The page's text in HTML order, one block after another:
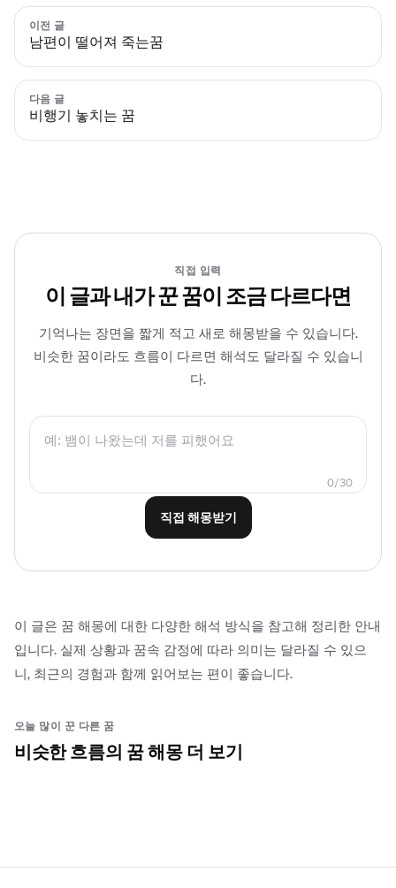
이전 글
남편이 떨어져 죽는꿈
다음 글
비행기 놓치는 꿈
직접 입력
이 글과 내가 꾼 꿈이 조금 다르다면
기억나는 장면을 짧게 적고 새로 해몽받을 수 있습니다.
비슷한 꿈이라도 흐름이 다르면 해석도 달라질 수 있습니
다.
0/30
직접 해몽받기
이 글은 꿈 해몽에 대한 다양한 해석 방식을 참고해 정리한 안내
입니다. 실제 상황과 꿈속 감정에 따라 의미는 달라질 수 있으
니, 최근의 경험과 함께 읽어보는 편이 좋습니다.
오늘 많이 꾼 다른 꿈
비슷한 흐름의 꿈 해몽 더 보기